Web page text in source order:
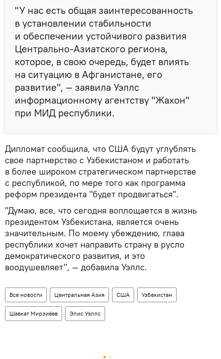
"У нас есть общая заинтересованность
в установлении стабильности
и обеспечении устойчивого развития
Центрально-Азиатского региона,
которое, в свою очередь, будет влиять
на ситуацию в Афганистане, его
развитие", — заявила Уэллс
информационному агентству "Жахон"
при МИД республики.
Дипломат сообщила, что США будут углублять
свое партнерство с Узбекистаном и работать
в более широком стратегическом партнерстве
с республикой, по мере того как программа
реформ президента "будет продвигаться".
"Думаю, все, что сегодня воплощается в жизнь
президентом Узбекистана, является очень
значительным. По моему убеждению, глава
республики хочет направить страну в русло
демократического развития, и это
воодушевляет", — добавила Уэллс.
Все новости Центральная Азия США Узбекистан
Шавкат Мирзиёев Элис Уэллс